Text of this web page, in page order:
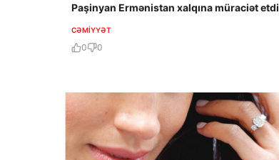
Paşinyan Ermənistan xalqına müraciət etdi
CƏMIYYƏT
0 0